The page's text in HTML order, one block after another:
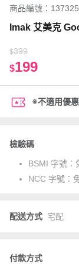
商品編號：
Imak 艾美克
$399
$199
※不適用優
檢驗碼
BSMI 字號：
NCC 字號：
配送方式 宅配
付款方式